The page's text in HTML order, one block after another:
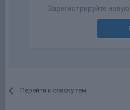
Зарегистрируйте
Перейти к списку тем